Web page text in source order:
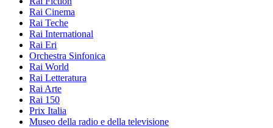
Rai Cinema
Rai Teche
Rai International
Rai Eri
Orchestra Sinfonica
Rai World
Rai Letteratura
Rai Arte
Rai 150
Prix Italia
Museo della radio e della televisione